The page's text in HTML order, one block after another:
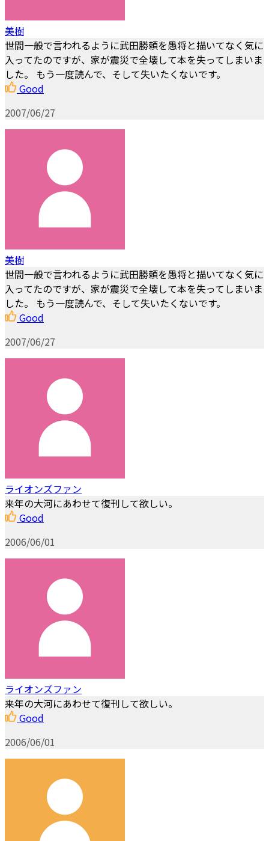
美樹
世間一般で言われるように武田勝頼を愚将と描いてなく気に
入ってたのですが、家が震災で全壊して本を失ってしまいま
した。 もう一度読んで、そして失いたくないです。
Good
2007/06/27
美樹
世間一般で言われるように武田勝頼を愚将と描いてなく気に
入ってたのですが、家が震災で全壊して本を失ってしまいま
した。 もう一度読んで、そして失いたくないです。
Good
2007/06/27
ライオンズファン
来年の大河にあわせて復刊して欲しい。
Good
2006/06/01
ライオンズファン
来年の大河にあわせて復刊して欲しい。
Good
2006/06/01